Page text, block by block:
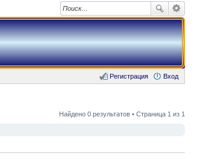
Вход
Регистрация
Найдено 0 результатов • Страница 1 из 1